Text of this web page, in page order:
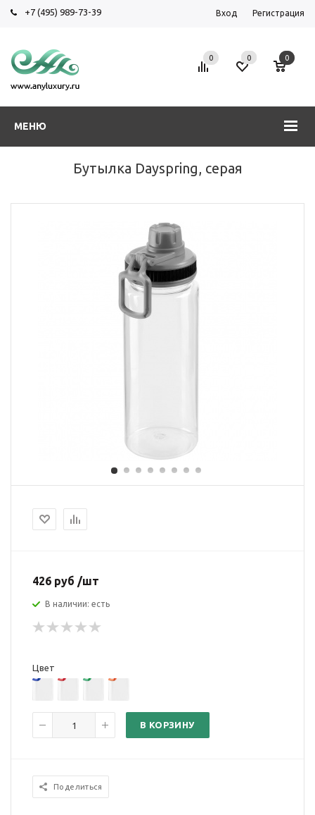
+7 (495) 989-73-39 Вход Регистрация
МЕНЮ
0 0 0
Бутылка Dayspring, серая
426 руб /шт
В наличии: есть
Цвет
В КОРЗИНУ
Поделиться